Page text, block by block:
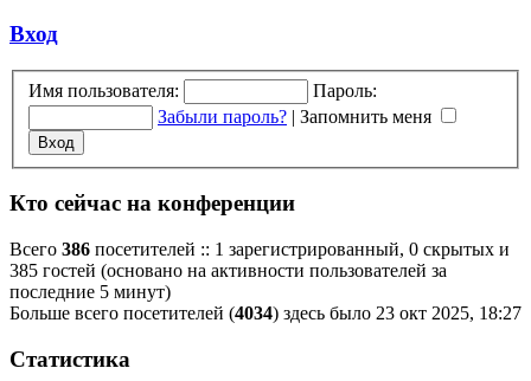
Вход
Имя пользователя:
Пароль:
Забыли пароль? | Запомнить меня
Кто сейчас на конференции
Всего 386 посетителей :: 1 зарегистрированный, 0 скрытых и
385 гостей (основано на активности пользователей за
последние 5 минут)
Больше всего посетителей (4034) здесь было 23 окт 2025, 18:27
Статистика